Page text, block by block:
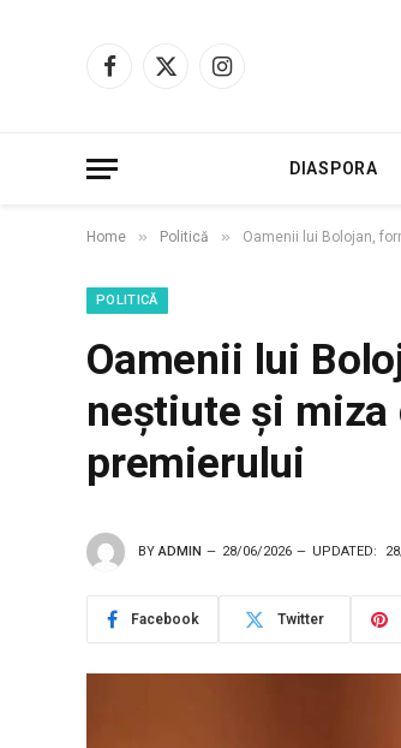
Facebook
X
Instagram
DIASPORA
Home » Politică » Oamenii lui Bolojan,
POLITICĂ
Oamenii lui
neștiute și
premierului
BY ADMIN 28/06/2026 UPDATED:
Facebook Twitter